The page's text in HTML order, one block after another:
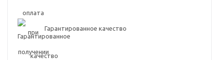
Гарантированное качество